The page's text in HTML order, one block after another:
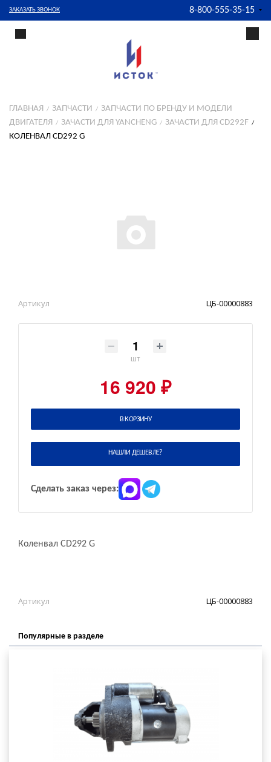
ЗАКАЗАТЬ ЗВОНОК 8-800-555-35-15
ГЛАВНАЯ ЗАПЧАСТИ
ЗАПЧАСТИ ПО БРЕНДУ И МОДЕЛИ
ДВИГАТЕЛЯ
ЗАЧАСТИ ДЛЯ YANCHENG
ЗАЧАСТИ ДЛЯ CD292F
КОЛЕНВАЛ CD292 G
Артикул ЦБ-00000883
шт
16 920 ₽
В КОРЗИНУ
НАШЛИ ДЕШЕВЛЕ?
Сделать заказ через:
Коленвал CD292 G
Артикул ЦБ-00000883
Популярные в разделе